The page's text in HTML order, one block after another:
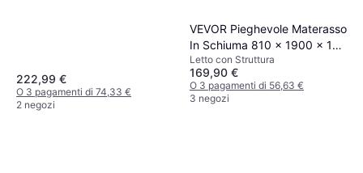
222,99 €
O 3 pagamenti di 74,33 €
2 negozi
VEVOR Pieghevole Materasso
In Schiuma 810 x 1900 x 125
Mm Letto con Struttura
Letto con Struttura
169,90 €
O 3 pagamenti di 56,63 €
3 negozi